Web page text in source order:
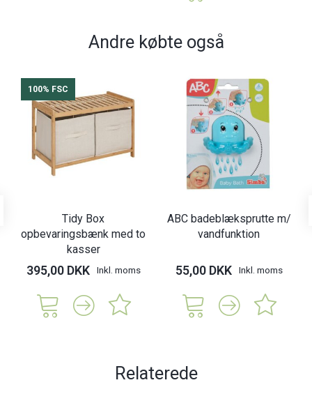
Andre købte også
100% FSC
Tidy Box
opbevaringsbænk med to
kasser
395,00 DKK Inkl. moms
ABC badeblæksprutte m/
vandfunktion
55,00 DKK Inkl. moms
Relaterede